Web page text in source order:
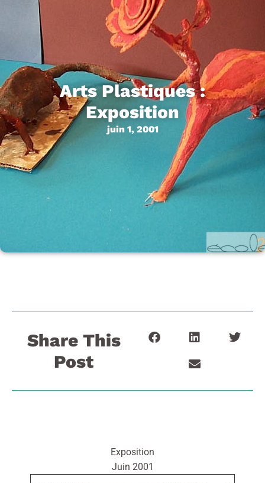
Arts Plastiques :
Exposition
juin 1, 2001
Share This
Post
Exposition
Juin 2001